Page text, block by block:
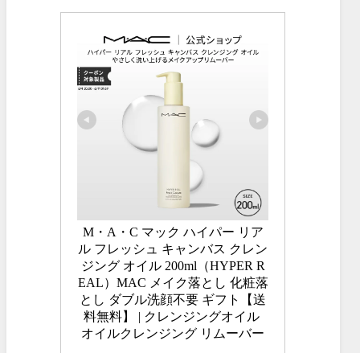
M・A・C マック ハイパー リア
ル フレッシュ キャンバス クレン
ジング オイル 200ml（HYPER R
EAL）MAC メイク落とし 化粧落
とし ダブル洗顔不要 ギフト【送
料無料】 | クレンジングオイル
オイルクレンジング リムーバー